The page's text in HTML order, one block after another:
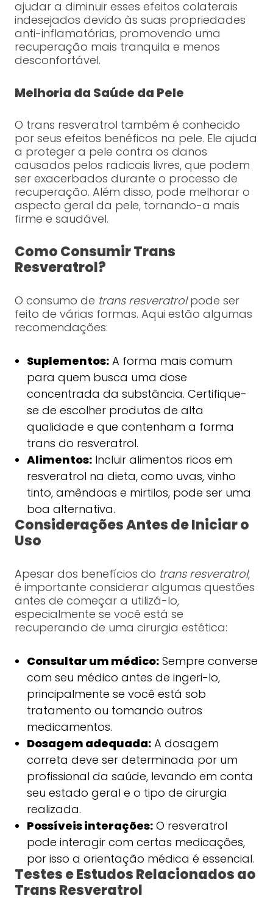
ajudar a diminuir esses efeitos colaterais
indesejados devido às suas propriedades
anti-inflamatórias, promovendo uma
recuperação mais tranquila e menos
desconfortável.
Melhoria da Saúde da Pele
O trans resveratrol também é conhecido
por seus efeitos benéficos na pele. Ele ajuda
a proteger a pele contra os danos
causados pelos radicais livres, que podem
ser exacerbados durante o processo de
recuperação. Além disso, pode melhorar o
aspecto geral da pele, tornando-a mais
firme e saudável.
Como Consumir Trans
Resveratrol?
O consumo de trans resveratrolpode ser
feito de várias formas. Aqui estão algumas
recomendações:
Suplementos:A forma mais comum
para quem busca uma dose
concentrada da substância. Certifique-
se de escolher produtos de alta
qualidade e que contenham a forma
trans do resveratrol.
Alimentos:Incluir alimentos ricos em
resveratrol na dieta, como uvas, vinho
tinto, amêndoas e mirtilos, pode ser uma
boa alternativa.
Considerações Antes de Iniciar o
Uso
Apesar dos benefícios do trans resveratrol,
é importante considerar algumas questões
antes de começar a utilizá-lo,
especialmente se você está se
recuperando de uma cirurgia estética:
Consultar um médico:Sempre converse
com seu médico antes de ingeri-lo,
principalmente se você está sob
tratamento ou tomando outros
medicamentos.
Dosagem adequada:A dosagem
correta deve ser determinada por um
profissional da saúde, levando em conta
seu estado geral e o tipo de cirurgia
realizada.
Possíveis interações:O resveratrol
pode interagir com certas medicações,
por isso a orientação médica é essencial.
Testes e Estudos Relacionados ao
Trans Resveratrol